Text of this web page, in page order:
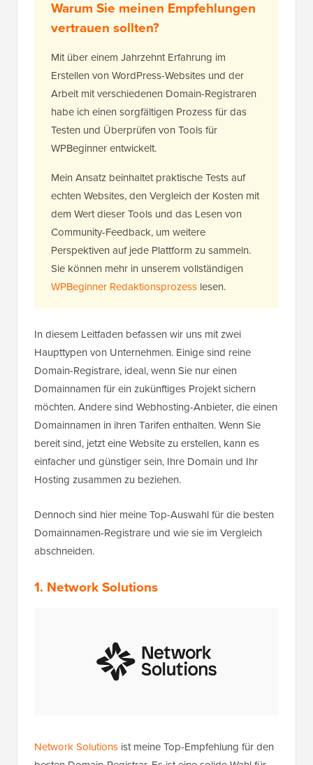
Warum Sie meinen Empfehlungen
vertrauen sollten?
Mit über einem Jahrzehnt Erfahrung im
Erstellen von WordPress-Websites und der
Arbeit mit verschiedenen Domain-Registraren
habe ich einen sorgfältigen Prozess für das
Testen und Überprüfen von Tools für
WPBeginner entwickelt.
Mein Ansatz beinhaltet praktische Tests auf
echten Websites, den Vergleich der Kosten mit
dem Wert dieser Tools und das Lesen von
Community-Feedback, um weitere
Perspektiven auf jede Plattform zu sammeln.
Sie können mehr in unserem vollständigen
WPBeginner Redaktionsprozess lesen.
In diesem Leitfaden befassen wir uns mit zwei
Haupttypen von Unternehmen. Einige sind reine
Domain-Registrare, ideal, wenn Sie nur einen
Domainnamen für ein zukünftiges Projekt sichern
möchten. Andere sind Webhosting-Anbieter, die einen
Domainnamen in ihren Tarifen enthalten. Wenn Sie
bereit sind, jetzt eine Website zu erstellen, kann es
einfacher und günstiger sein, Ihre Domain und Ihr
Hosting zusammen zu beziehen.
Dennoch sind hier meine Top-Auswahl für die besten
Domainnamen-Registrare und wie sie im Vergleich
abschneiden.
1. Network Solutions
Network Solutions ist meine Top-Empfehlung für den